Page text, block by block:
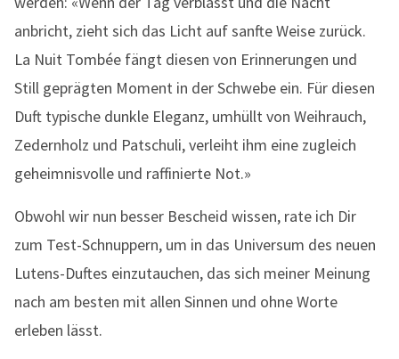
anbricht, zieht sich das Licht auf sanfte Weise zurück.
La Nuit Tombée fängt diesen von Erinnerungen und
Still geprägten Moment in der Schwebe ein. Für diesen
Duft typische dunkle Eleganz, umhüllt von Weihrauch,
Zedernholz und Patschuli, verleiht ihm eine zugleich
geheimnisvolle und raffinierte Not.»
Obwohl wir nun besser Bescheid wissen, rate ich Dir
zum Test-Schnuppern, um in das Universum des neuen
Lutens-Duftes einzutauchen, das sich meiner Meinung
nach am besten mit allen Sinnen und ohne Worte
erleben lässt.